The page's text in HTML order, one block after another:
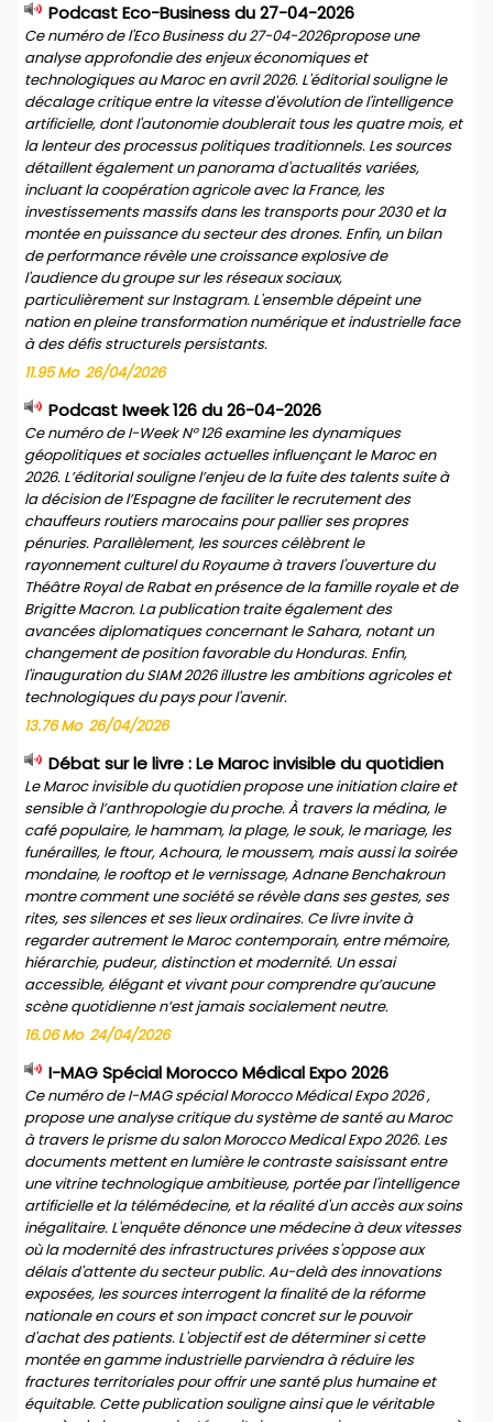
Podcast Eco-Business du 27-04-2026
Ce numéro de l'Eco Business du 27-04-2026propose une
analyse approfondie des enjeux économiques et
technologiques au Maroc en avril 2026. L'éditorial souligne le
décalage critique entre la vitesse d'évolution de l'intelligence
artificielle, dont l'autonomie doublerait tous les quatre mois, et
la lenteur des processus politiques traditionnels. Les sources
détaillent également un panorama d'actualités variées,
incluant la coopération agricole avec la France, les
investissements massifs dans les transports pour 2030 et la
montée en puissance du secteur des drones. Enfin, un bilan
de performance révèle une croissance explosive de
l'audience du groupe sur les réseaux sociaux,
particulièrement sur Instagram. L'ensemble dépeint une
nation en pleine transformation numérique et industrielle face
à des défis structurels persistants.
11.95 Mo 26/04/2026
Podcast Iweek 126 du 26-04-2026
Ce numéro de I-Week N° 126 examine les dynamiques
géopolitiques et sociales actuelles influençant le Maroc en
2026. L’éditorial souligne l’enjeu de la fuite des talents suite à
la décision de l’Espagne de faciliter le recrutement des
chauffeurs routiers marocains pour pallier ses propres
pénuries. Parallèlement, les sources célèbrent le
rayonnement culturel du Royaume à travers l'ouverture du
Théâtre Royal de Rabat en présence de la famille royale et de
Brigitte Macron. La publication traite également des
avancées diplomatiques concernant le Sahara, notant un
changement de position favorable du Honduras. Enfin,
l'inauguration du SIAM 2026 illustre les ambitions agricoles et
technologiques du pays pour l'avenir.
13.76 Mo 26/04/2026
Débat sur le livre : Le Maroc invisible du quotidien
Le Maroc invisible du quotidien propose une initiation claire et
sensible à l’anthropologie du proche. À travers la médina, le
café populaire, le hammam, la plage, le souk, le mariage, les
funérailles, le ftour, Achoura, le moussem, mais aussi la soirée
mondaine, le rooftop et le vernissage, Adnane Benchakroun
montre comment une société se révèle dans ses gestes, ses
rites, ses silences et ses lieux ordinaires. Ce livre invite à
regarder autrement le Maroc contemporain, entre mémoire,
hiérarchie, pudeur, distinction et modernité. Un essai
accessible, élégant et vivant pour comprendre qu’aucune
scène quotidienne n’est jamais socialement neutre.
16.06 Mo 24/04/2026
I-MAG Spécial Morocco Médical Expo 2026
Ce numéro de I-MAG spécial Morocco Médical Expo 2026 ,
propose une analyse critique du système de santé au Maroc
à travers le prisme du salon Morocco Medical Expo 2026. Les
documents mettent en lumière le contraste saisissant entre
une vitrine technologique ambitieuse, portée par l'intelligence
artificielle et la télémédecine, et la réalité d'un accès aux soins
inégalitaire. L'enquête dénonce une médecine à deux vitesses
où la modernité des infrastructures privées s'oppose aux
délais d'attente du secteur public. Au-delà des innovations
exposées, les sources interrogent la finalité de la réforme
nationale en cours et son impact concret sur le pouvoir
d'achat des patients. L'objectif est de déterminer si cette
montée en gamme industrielle parviendra à réduire les
fractures territoriales pour offrir une santé plus humaine et
équitable. Cette publication souligne ainsi que le véritable